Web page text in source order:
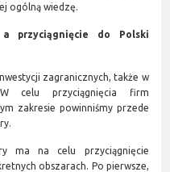
ogólną wiedzę.
przyciągnięcie do Polski
zagranicznych, także w
celu przyciągnięcia firm
zakresie powinniśmy przede
ma na celu przyciągnięcie
obszarach. Po pierwsze,